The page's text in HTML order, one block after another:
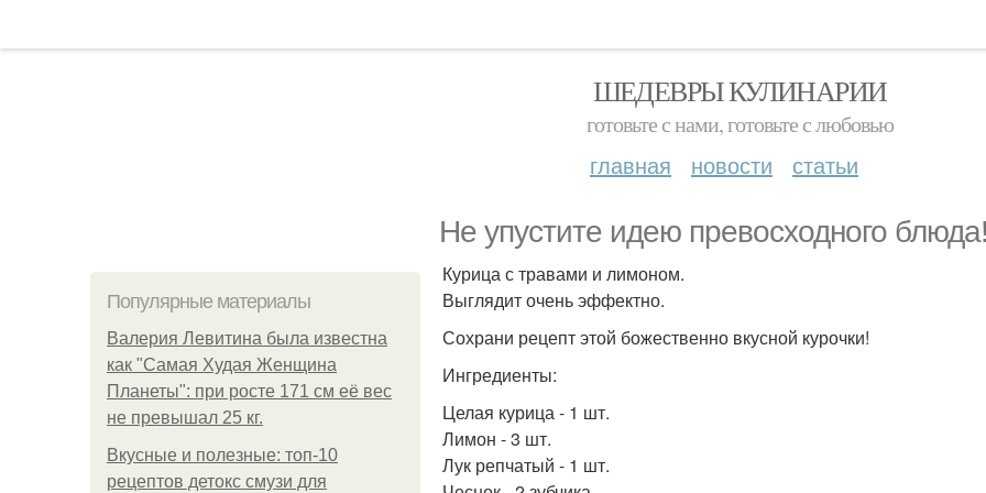
ШЕДЕВРЫ КУЛИНАРИИ
готовьте с нами, готовьте с любовью
главная новости статьи
Не упустите идею превосходного
Популярные материалы
Валерия Левитина была известна
как "Самая Худая Женщина
Планеты": при росте 171 см её вес
не превышал 25 кг.
Вкусные и полезные: топ-10
рецептов детокс смузи для
Курица с травами и лимоном.
Выглядит очень эффектно.
Сохрани рецепт этой божественно вкусной курочки!
Ингредиенты:
Целая курица - 1 шт.
Лимон - 3 шт.
Лук репчатый - 1 шт.